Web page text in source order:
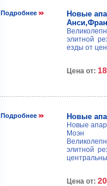
Подробнее
Новые
элитной
езды от
Цена от:
Подробнее Новые
Новые
Моэн
элитной
Цена от: